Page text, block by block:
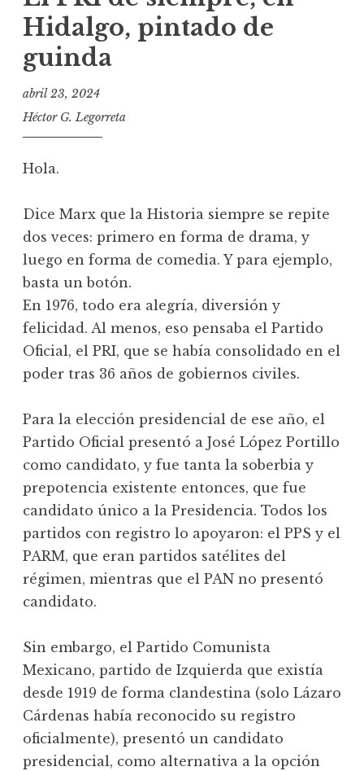
Hidalgo, pintado de
guinda
abril 23, 2024
Héctor G. Legorreta
Hola.
Dice Marx que la Historia siempre se repite
dos veces: primero en forma de drama, y
luego en forma de comedia. Y para ejemplo,
basta un botón.
En 1976, todo era alegría, diversión y
felicidad. Al menos, eso pensaba el Partido
Oficial, el PRI, que se había consolidado en el
poder tras 36 años de gobiernos civiles.
Para la elección presidencial de ese año, el
Partido Oficial presentó a José López Portillo
como candidato, y fue tanta la soberbia y
prepotencia existente entonces, que fue
candidato único a la Presidencia. Todos los
partidos con registro lo apoyaron: el PPS y el
PARM, que eran partidos satélites del
régimen, mientras que el PAN no presentó
candidato.
Sin embargo, el Partido Comunista
Mexicano, partido de Izquierda que existía
desde 1919 de forma clandestina (solo Lázaro
Cárdenas había reconocido su registro
oficialmente), presentó un candidato
presidencial, como alternativa a la opción